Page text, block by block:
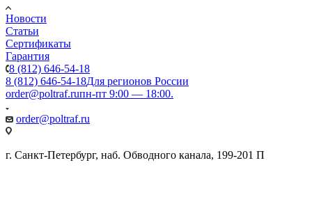
Новости
Статьи
Сертификаты
Гарантия
8 (812) 646-54-18
8 (812) 646-54-18Для регионов России
order@poltraf.ruпн-пт 9:00 — 18:00.
order@poltraf.ru
г. Санкт-Петербург, наб. Обводного канала, 199-201 П